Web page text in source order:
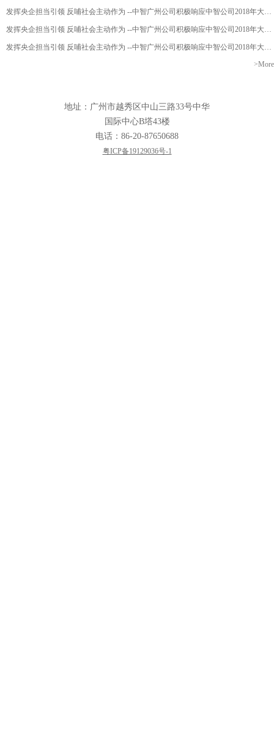
发挥央企担当引领 反哺社会主动作为 --中智广州公司积极响应中智公司2018年大型慈善捐赠活动
发挥央企担当引领 反哺社会主动作为 --中智广州公司积极响应中智公司2018年大型慈善捐赠活动
发挥央企担当引领 反哺社会主动作为 --中智广州公司积极响应中智公司2018年大型慈善捐赠活动
>More
地址：广州市越秀区中山三路33号中华
国际中心B塔43楼
电话：86-20-87650688
粤ICP备19129036号-1